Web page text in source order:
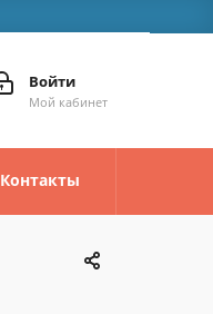
Войти
Мой кабинет
Контакты